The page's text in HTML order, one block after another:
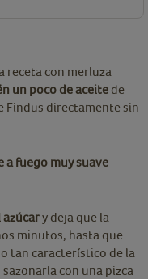
receta con merluza
un poco de aceite de
Findus directamente sin
a fuego muy suave
azúcary deja que la
minutos, hasta que
tan característico de la
con una pizca